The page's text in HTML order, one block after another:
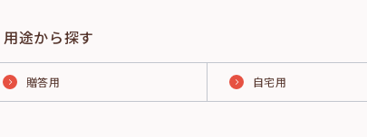
用途から探す
贈答用 自宅用